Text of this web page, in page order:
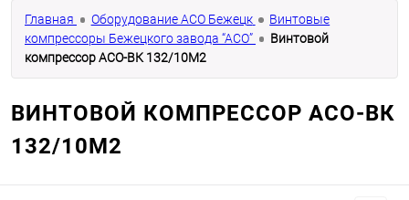
Главная Оборудование АСО Бежецк
Винтовые
компрессоры Бежецкого завода “АСО”
Винтовой
компрессор АСО-ВК 132/10М2
ВИНТОВОЙ КОМПРЕССОР АСО-ВК
132/10М2